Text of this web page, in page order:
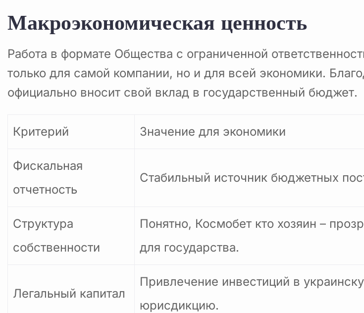
Макроэкономическая ценность
Работа в формате Общества с ограниченной
только для самой компании, но и для всей экономики.
официально вносит свой вклад в государственный бюджет.
Критерий Значение для экономики
Фискальная
отчетность
Стабильный источник бюджетных
Структура
собственности
Понятно, Космобет кто хозяин –
для государства.
Легальный капитал
Привлечение инвестиций в
юрисдикцию.